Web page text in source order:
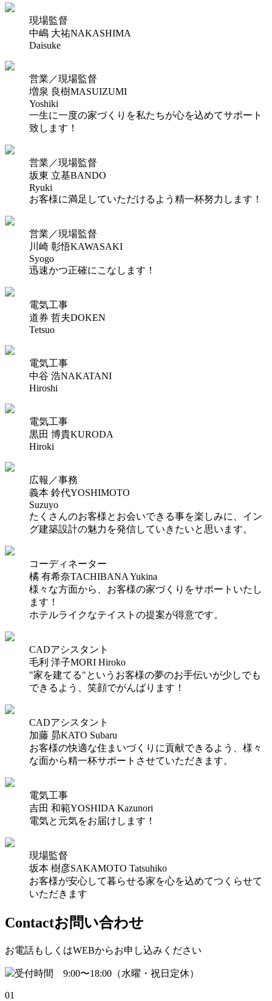
現場監督
中嶋 大祐NAKASHIMA
Daisuke
営業／現場監督
増泉 良樹MASUIZUMI
Yoshiki
一生に一度の家づくりを私たちが心を込めてサポート
致します！
営業／現場監督
坂東 立基BANDO
Ryuki
お客様に満足していただけるよう精一杯努力します！
営業／現場監督
川崎 彰悟KAWASAKI
Syogo
迅速かつ正確にこなします！
電気工事
道券 哲夫DOKEN
Tetsuo
電気工事
中谷 浩NAKATANI
Hiroshi
電気工事
黒田 博貴KURODA
Hiroki
広報／事務
義本 鈴代YOSHIMOTO
Suzuyo
たくさんのお客様とお会いできる事を楽しみに、イン
グ建築設計の魅力を発信していきたいと思います。
コーディネーター
橘 有希奈TACHIBANA Yukina
様々な方面から、お客様の家づくりをサポートいたし
ます！
ホテルライクなテイストの提案が得意です。
CADアシスタント
毛利 洋子MORI Hiroko
"家を建てる"というお客様の夢のお手伝いが少しでも
できるよう、笑顔でがんばります！
CADアシスタント
加藤 昴KATO Subaru
お客様の快適な住まいづくりに貢献できるよう、様々
な面から精一杯サポートさせていただきます。
電気工事
吉田 和範YOSHIDA Kazunori
電気と元気をお届けします！
現場監督
坂本 樹彦SAKAMOTO Tatsuhiko
お客様が安心して暮らせる家を心を込めてつくらせて
いただきます
Contactお問い合わせ
お電話もしくはWEBからお申し込みください
受付時間 9:00〜18:00（水曜・祝日定休）
01